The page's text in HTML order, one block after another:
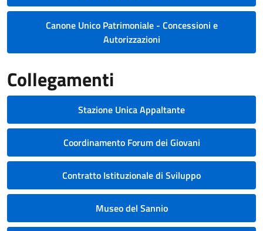
Canone Unico Patrimoniale - Concessioni e
Autorizzazioni
Collegamenti
Stazione Unica Appaltante
Coordinamento Forum dei Giovani
Contratto Istituzionale di Sviluppo
Museo del Sannio